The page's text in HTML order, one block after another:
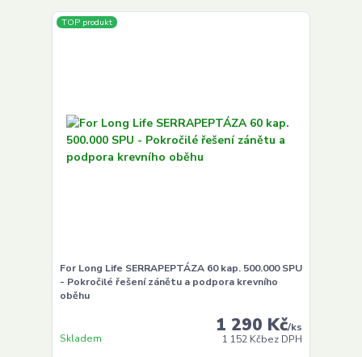
TOP produkt
For Long Life SERRAPEPTÁZA 60 kap. 500.000 SPU
- Pokročilé řešení zánětu a podpora krevního
oběhu
1 290 Kč/ks
1 152 Kčbez DPH
Skladem